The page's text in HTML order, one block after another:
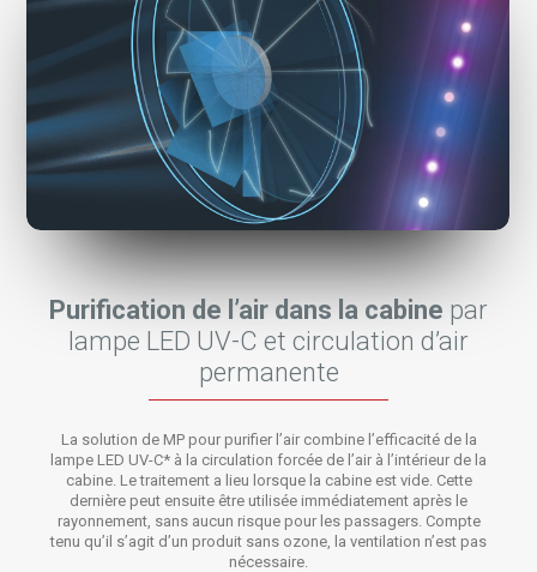
Purification de l’air dans la cabine par
lampe LED UV-C et circulation d’air
permanente
La solution de MP pour purifier l’air combine l’efficacité de la
lampe LED UV-C* à la circulation forcée de l’air à l’intérieur de la
cabine. Le traitement a lieu lorsque la cabine est vide. Cette
dernière peut ensuite être utilisée immédiatement après le
rayonnement, sans aucun risque pour les passagers. Compte
tenu qu’il s’agit d’un produit sans ozone, la ventilation n’est pas
nécessaire.